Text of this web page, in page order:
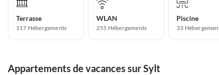
Terrasse
117 Hébergements
WLAN
255 Hébergements
Piscine
33
Appartements de vacances sur Sylt